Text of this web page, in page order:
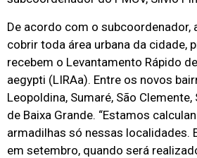
De acordo com o subcoordenador,
cobrir toda área urbana da cidade,
recebem o Levantamento Rápido
aegypti (LIRAa). Entre os novos
Leopoldina, Sumaré, São Clemente,
de Baixa Grande. “Estamos
armadilhas só nessas localidades.
em setembro, quando será